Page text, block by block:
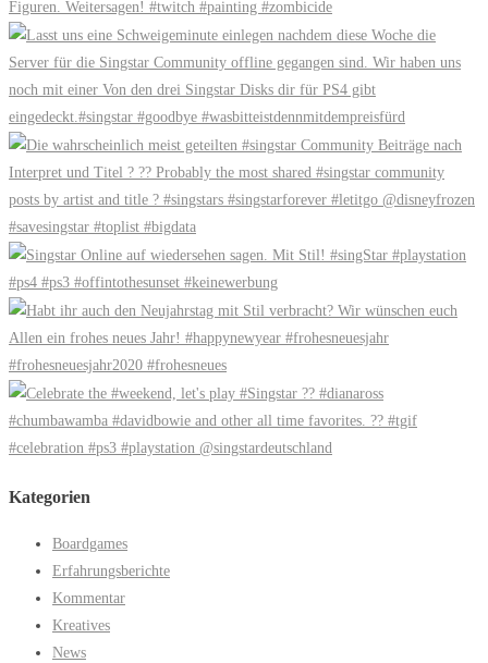
Kategorien
Boardgames
Erfahrungsberichte
Kommentar
Kreatives
News